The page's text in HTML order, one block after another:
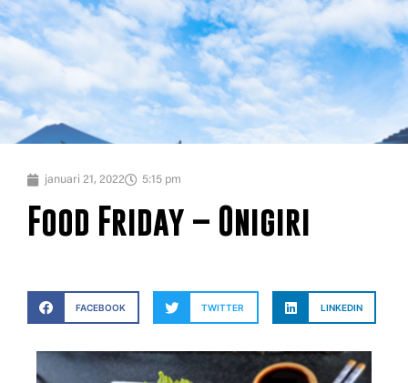
januari 21, 2022 5:15 pm
Food Friday – Onigiri
FACEBOOK TWITTER LINKEDIN